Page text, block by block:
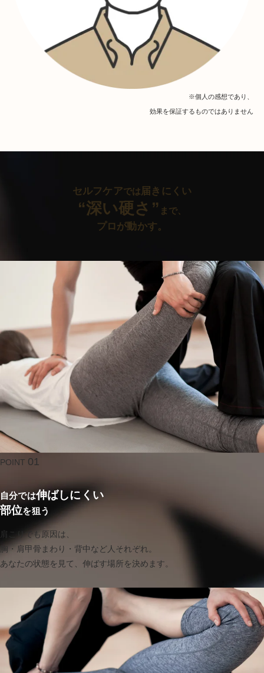
※個人の感想であり、
効果を保証するものではありません
セルフケアでは届きにくい
“深い硬さ” まで、
プロが動かす。
POINT 01
自分では伸ばしにくい
部位を狙う
肩こりでも原因は、
胸・肩甲骨まわり・背中など人それぞれ。
あなたの状態を見て、伸ばす場所を決めます。